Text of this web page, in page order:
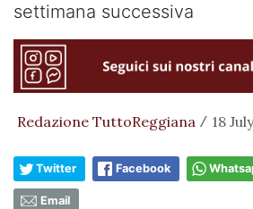
settimana successiva
Redazione TuttoReggiana / 18
Twitter Facebook
Email